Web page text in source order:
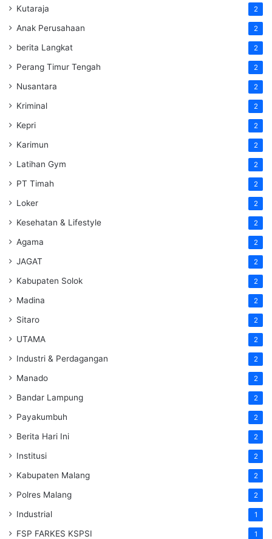
Kutaraja 2
Anak Perusahaan 2
berita Langkat 2
Perang Timur Tengah 2
Nusantara 2
Kriminal 2
Kepri 2
Karimun 2
Latihan Gym 2
PT Timah 2
Loker 2
Kesehatan & Lifestyle 2
Agama 2
JAGAT 2
Kabupaten Solok 2
Madina 2
Sitaro 2
UTAMA 2
Industri & Perdagangan 2
Manado 2
Bandar Lampung 2
Payakumbuh 2
Berita Hari Ini 2
Institusi 2
Kabupaten Malang 2
Polres Malang 2
Industrial 1
FSP FARKES KSPSI 1